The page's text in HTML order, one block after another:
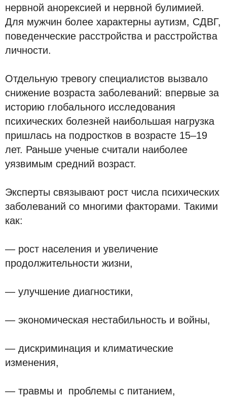
нервной анорексией и нервной булимией.
Для мужчин более характерны аутизм, СДВГ,
поведенческие расстройства и расстройства
личности.
Отдельную тревогу специалистов вызвало
снижение возраста заболеваний: впервые за
историю глобального исследования
психических болезней наибольшая нагрузка
пришлась на подростков в возрасте 15–19
лет. Раньше ученые считали наиболее
уязвимым средний возраст.
Эксперты связывают рост числа психических
заболеваний со многими факторами. Такими
как:
— рост населения и увеличение
продолжительности жизни,
— улучшение диагностики,
— экономическая нестабильность и войны,
— дискриминация и климатические
изменения,
— травмы и проблемы с питанием,